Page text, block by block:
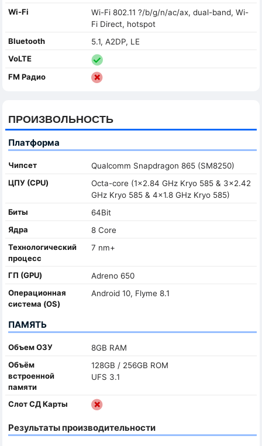
Wi-Fi
Wi-Fi 802.11 ?/b/g/n/ac/ax, dual-band, Wi-
Fi Direct, hotspot
Bluetooth
5.1, A2DP, LE
VoLTE
FM Радио
ПРОИЗВОЛЬНОСТЬ
Платформа
Чипсет
Qualcomm Snapdragon 865 (SM8250)
ЦПУ (CPU)
Octa-core (1x2.84 GHz Kryo 585 & 3x2.42
GHz Kryo 585 & 4x1.8 GHz Kryo 585)
Биты
64Bit
Ядра
8 Core
Технологический
процесс
7 nm+
ГП (GPU)
Adreno 650
Oперационная
система (OS)
Android 10, Flyme 8.1
ПАМЯТЬ
Объем ОЗУ
8GB RAM
Объём
встроенной
памяти
128GB / 256GB ROM
UFS 3.1
Слот СД Карты
Результаты производительности